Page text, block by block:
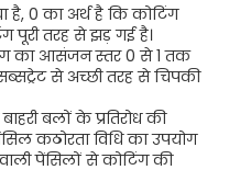
है, 0 का अर्थ है कि कोटिंग
पूरी तरह से झड़ गई है।
का आसंजन स्तर 0 से 1 तक
सब्सट्रेट से अच्छी तरह से चिपकी
बलों के प्रतिरोध की
कठोरता विधि का उपयोग
पेंसिलों से कोटिंग की